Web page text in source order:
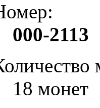
000-2113
18 монет